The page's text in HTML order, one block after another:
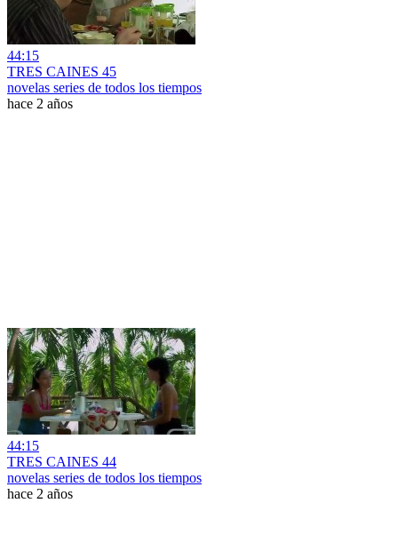
44:15
TRES CAINES 45
novelas series de todos los tiempos
hace 2 años
44:15
TRES CAINES 44
novelas series de todos los tiempos
hace 2 años